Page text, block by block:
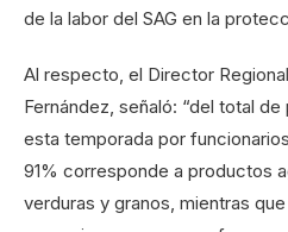
de la labor del SAG en la
Al respecto, el Director
Fernández, señaló: “del total
esta temporada por
91% corresponde a productos
verduras y granos, mientras